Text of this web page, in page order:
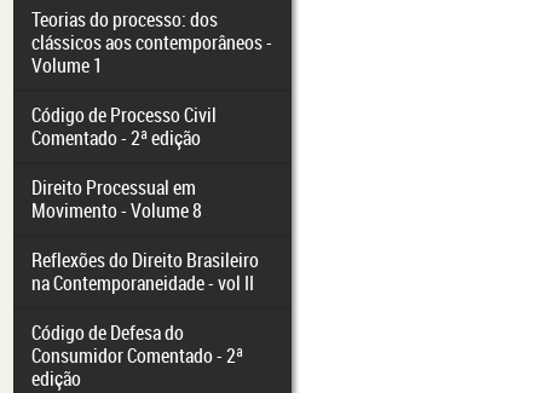
Teorias do processo: dos
clássicos aos contemporâneos -
Volume 1
Código de Processo Civil
Comentado - 2ª edição
Direito Processual em
Movimento - Volume 8
Reflexões do Direito Brasileiro
na Contemporaneidade - vol II
Código de Defesa do
Consumidor Comentado - 2ª
edição